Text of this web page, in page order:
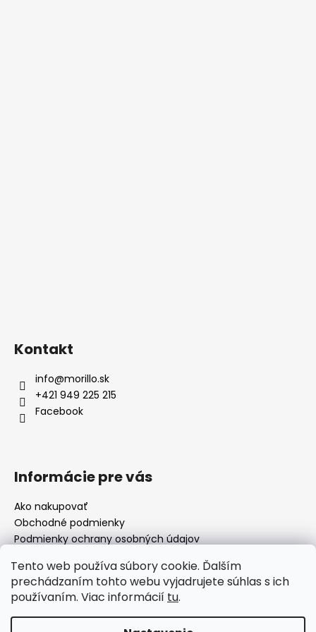
Tento web používa súbory cookie. Ďalším
prechádzaním tohto webu vyjadrujete súhlas s ich
používaním. Viac informácií tu.
Kontakt
info@morillo.sk
+421 949 225 215
Facebook
Informácie pre vás
Ako nakupovať
Obchodné podmienky
Podmienky ochrany osobných údajov